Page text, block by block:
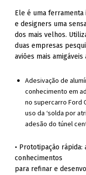
Ele é uma
e designers uma
dos mais velhos.
duas empresas
aviões mais amigáveis
Adesivação de
conhecimento em
no supercarro Ford
uso da ‘solda por
adesão do túnel
• Prototipação
conhecimentos
para refinar e